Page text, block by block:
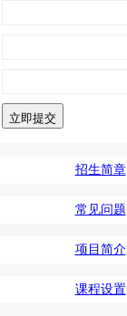
立即提交
招生简章
常见问题
项目简介
课程设置